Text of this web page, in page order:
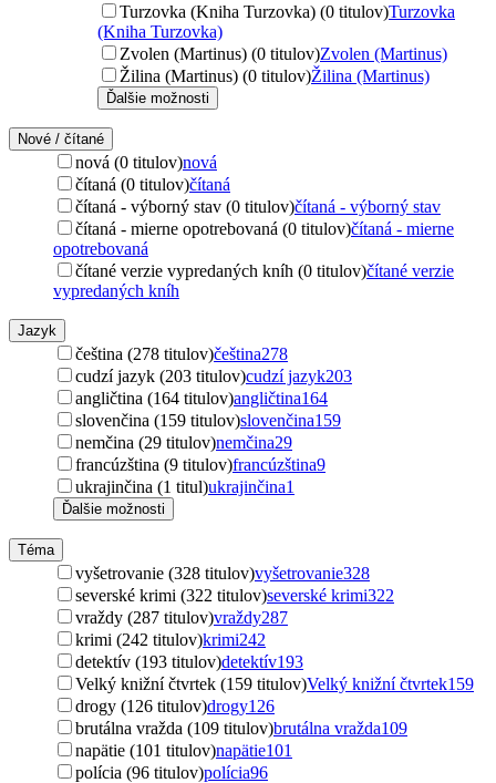
Turzovka (Kniha Turzovka) (0 titulov)Turzovka
(Kniha Turzovka)
Zvolen (Martinus) (0 titulov)Zvolen (Martinus)
Žilina (Martinus) (0 titulov)Žilina (Martinus)
Ďalšie možnosti
Nové / čítané
nová (0 titulov)nová
čítaná (0 titulov)čítaná
čítaná - výborný stav (0 titulov)čítaná - výborný stav
čítaná - mierne opotrebovaná (0 titulov)čítaná - mierne
opotrebovaná
čítané verzie vypredaných kníh (0 titulov)čítané verzie
vypredaných kníh
Jazyk
čeština (278 titulov)čeština278
cudzí jazyk (203 titulov)cudzí jazyk203
angličtina (164 titulov)angličtina164
slovenčina (159 titulov)slovenčina159
nemčina (29 titulov)nemčina29
francúzština (9 titulov)francúzština9
ukrajinčina (1 titul)ukrajinčina1
Ďalšie možnosti
Téma
vyšetrovanie (328 titulov)vyšetrovanie328
severské krimi (322 titulov)severské krimi322
vraždy (287 titulov)vraždy287
krimi (242 titulov)krimi242
detektív (193 titulov)detektív193
Velký knižní čtvrtek (159 titulov)Velký knižní čtvrtek159
drogy (126 titulov)drogy126
brutálna vražda (109 titulov)brutálna vražda109
napätie (101 titulov)napätie101
polícia (96 titulov)polícia96